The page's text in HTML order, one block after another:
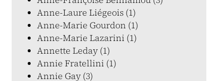
Anne-Laure Liégeois (1)
Anne-Marie Gourdon (1)
Anne-Marie Lazarini (1)
Annette Leday (1)
Annie Fratellini (1)
Annie Gay (3)